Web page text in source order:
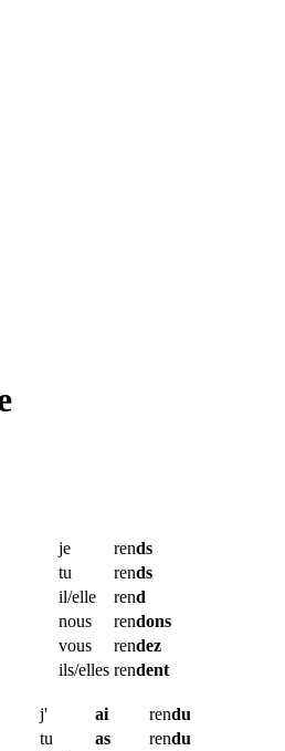
je
rends
tu
rends
il/elle
rend
nous
rendons
vous
rendez
ils/elles rendent
j'
ai rendu
tu
as rendu